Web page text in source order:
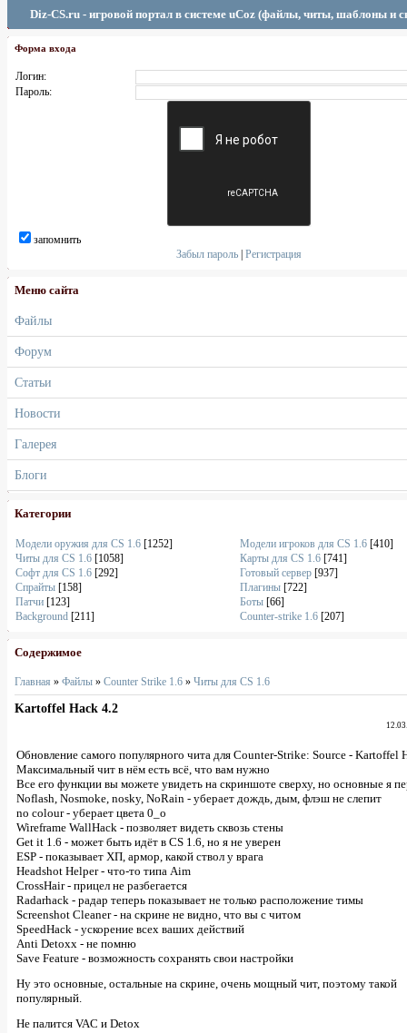
Diz-CS.ru - игровой портал в системе uCoz (файлы, читы, шаблоны и
Форма входа
Логин:
Пароль:
запомнить
Забыл пароль |Регистрация
Меню сайта
Файлы
Форум
Статьи
Новости
Галерея
Блоги
Категории
Модели оружия для CS 1.6 [1252] Модели игроков для CS 1.6 [410]
Читы для CS 1.6 [1058] Карты для CS 1.6 [741]
Софт для CS 1.6 [292] Готовый сервер [937]
Спрайты [158] Плагины [722]
Патчи [123] Боты [66]
Background [211] Counter-strike 1.6 [207]
Содержимое
Главная » Файлы » Counter Strike 1.6 » Читы для CS 1.6
Kartoffel Hack 4.2
Обновление самого популярного чита для Counter-Strike: Source - Kartoffel
Максимальный чит в нём есть всё, что вам нужно
Все его функции вы можете увидеть на скриншоте сверху, но основные я
Noflash, Nosmoke, nosky, NoRain - уберает дождь, дым, флэш не слепит
no colour - уберает цвета 0_о
Wireframe WallHack - позволяет видеть сквозь стены
Get it 1.6 - может быть идёт в CS 1.6, но я не уверен
ESP - показывает ХП, армор, какой ствол у врага
Headshot Helper - что-то типа Aim
CrossHair - прицел не разбегается
Radarhack - радар теперь показывает не только расположение тимы
Screenshot Cleaner - на скрине не видно, что вы с читом
SpeedHack - ускорение всех ваших действий
Anti Detoxx - не помню
Save Feature - возможность сохранять свои настройки
Ну это основные, остальные на скрине, очень мощный чит, поэтому такой
популярный.
Не палится VAC и Detox